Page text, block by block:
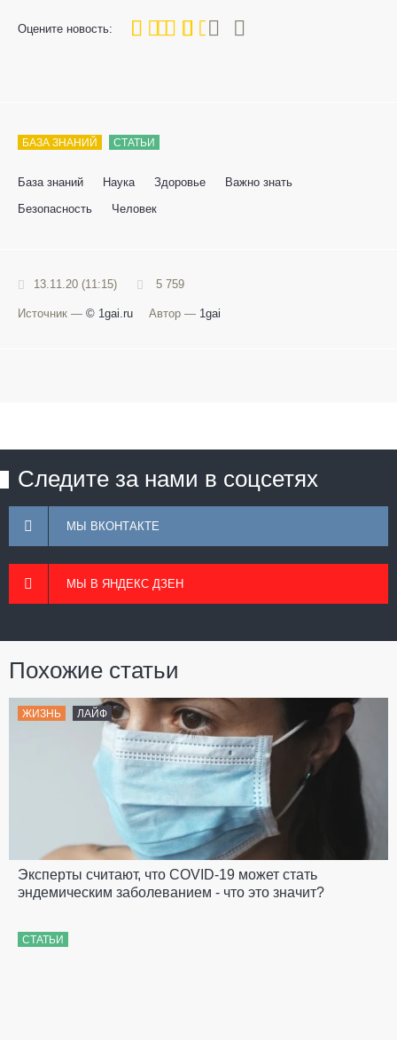
Оцените новость:
60
1 3 4 5
БАЗА ЗНАНИЙ СТАТЬИ
База знаний Наука Здоровье
Важно знать
Безопасность
Человек
13.11.20 (11:15) 5 759
Источник — © 1gai.ru Автор — 1gai
Следите за нами в соцсетях
МЫ ВКОНТАКТЕ
МЫ В ЯНДЕКС ДЗЕН
Похожие статьи
ЖИЗНЬ ЛАЙФ
Эксперты считают, что COVID-19 может стать
эндемическим заболеванием - что это значит?
СТАТЬИ